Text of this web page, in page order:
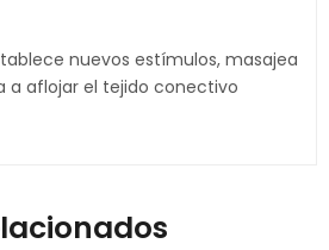
nuevos estímulos, masajea
a aflojar el tejido conectivo